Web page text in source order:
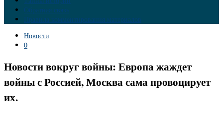
Обратная связь
Правила комментирования материалов
Новости
0
Новости вокруг войны: Европа жаждет
войны с Россией, Москва сама провоцирует
их.